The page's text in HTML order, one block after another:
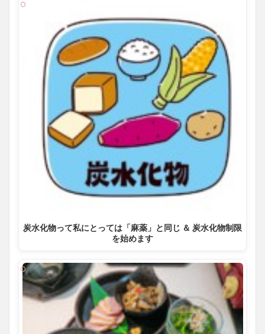
炭水化物って私にとっては「麻薬」と同じ ＆ 炭水化物制限
を始めます